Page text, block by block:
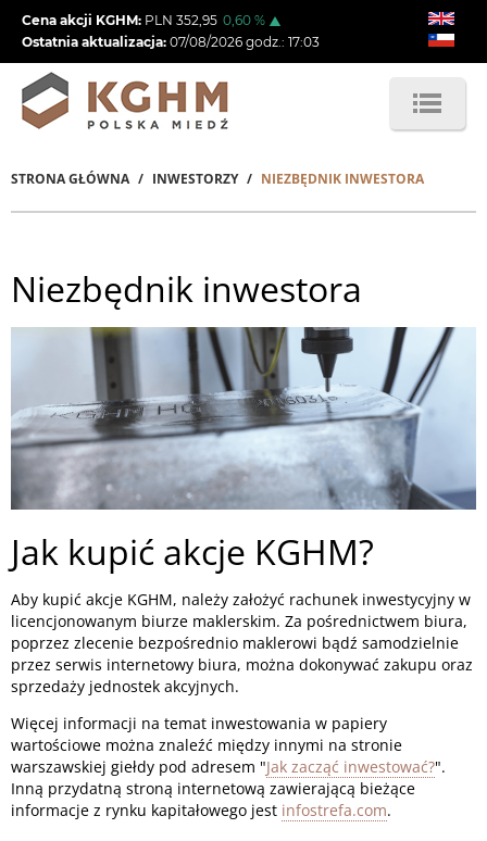
Przejdź
treści
Cena akcji KGHM: PLN 352,95 0,60 %
Ostatnia aktualizacja: 07/08/2026 godz.: 17:03
Ścieżka
STRONA GŁÓWNA INWESTORZY NIEZBĘDNIK INWESTORA
Niezbędnik inwestora
Jak kupić akcje KGHM?
Aby kupić akcje KGHM, należy założyć rachunek inwestycyjny w
licencjonowanym biurze maklerskim. Za pośrednictwem biura,
poprzez zlecenie bezpośrednio maklerowi bądź samodzielnie
przez serwis internetowy biura, można dokonywać zakupu oraz
sprzedaży jednostek akcyjnych.
Więcej informacji na temat inwestowania w papiery
wartościowe można znaleźć między innymi na stronie
warszawskiej giełdy pod adresem "Jak zacząć inwestować?".
Inną przydatną stroną internetową zawierającą bieżące
informacje z rynku kapitałowego jest infostrefa.com.